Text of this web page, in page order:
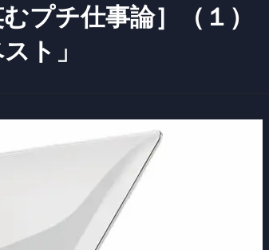
プチ仕事論］（１）
ト」